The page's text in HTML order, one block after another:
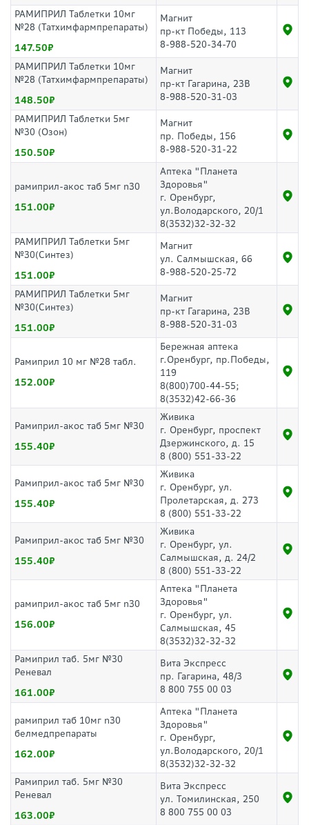
РАМИПРИЛ Таблетки 10мг
№28 (Татхимфармпрепараты)
147.50
Магнит
пр-кт Победы, 113
8-988-520-34-70
РАМИПРИЛ Таблетки 10мг
№28 (Татхимфармпрепараты)
148.50
Магнит
пр-кт Гагарина, 23В
8-988-520-31-03
РАМИПРИЛ Таблетки 5мг
№30 (Озон)
150.50
Магнит
пр. Победы, 156
8-988-520-31-22
рамиприл-акос таб 5мг n30
151.00
Аптека "Планета
Здоровья"
г. Оренбург,
ул.Володарского, 20/1
8(3532)32-32-32
РАМИПРИЛ Таблетки 5мг
№30(Синтез)
151.00
Магнит
ул. Салмышская, 66
8-988-520-25-72
РАМИПРИЛ Таблетки 5мг
№30(Синтез)
151.00
Магнит
пр-кт Гагарина, 23В
8-988-520-31-03
Рамиприл 10 мг №28 табл.
152.00
Бережная аптека
г.Оренбург, пр.Победы,
119
8(800)700-44-55;
8(3532)42-66-36
Рамиприл-акос таб 5мг №30
155.40
Живика
г. Оренбург, проспект
Дзержинского, д. 15
8 (800) 551-33-22
Рамиприл-акос таб 5мг №30
155.40
Живика
г. Оренбург, ул.
Пролетарская, д. 273
8 (800) 551-33-22
Рамиприл-акос таб 5мг №30
155.40
Живика
г. Оренбург, ул.
Салмышская, д. 24/2
8 (800) 551-33-22
рамиприл-акос таб 5мг n30
156.00
Аптека "Планета
Здоровья"
г. Оренбург, ул.
Салмышская, 45
8(3532)32-32-32
Рамиприл таб. 5мг №30
Реневал
161.00
Вита Экспресс
пр. Гагарина, 48/3
8 800 755 00 03
рамиприл таб 10мг n30
белмедпрепараты
162.00
Аптека "Планета
Здоровья"
г. Оренбург,
ул.Володарского, 20/1
8(3532)32-32-32
Рамиприл таб. 5мг №30
Реневал
163.00
Вита Экспресс
ул. Томилинская, 250
8 800 755 00 03